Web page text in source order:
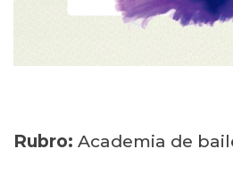
Rubro: Academia de